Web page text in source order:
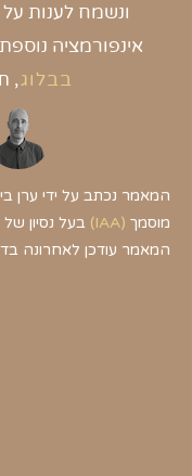
ונשמח לענות
אינפורמציה
בבלוג,
המאמר נכתב על ידי ערן
מוסמך (
IAA)
המאמר עודכן לאחרונה